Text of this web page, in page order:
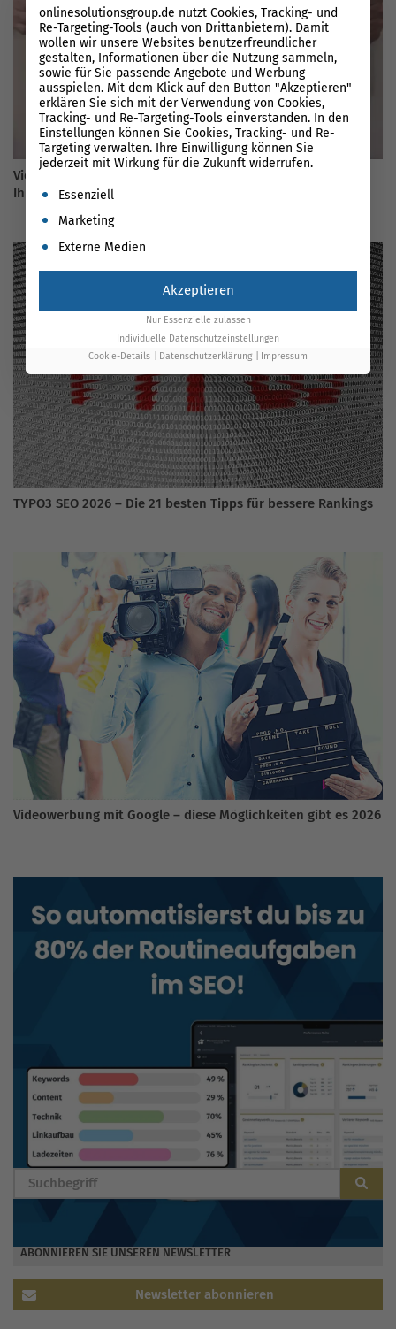
Video SEO 2026: So erzielen Sie gute Google-Rankings für
Ihre Website!
TYPO3 SEO 2026 – Die 21 besten Tipps für bessere Rankings
Videowerbung mit Google – diese Möglichkeiten gibt es 2026
BLOG DURCHSUCHEN
ABONNIEREN SIE UNSEREN NEWSLETTER
Newsletter abonnieren
onlinesolutionsgroup.de nutzt Cookies, Tracking- und
Re-Targeting-Tools (auch von Drittanbietern). Damit
wollen wir unsere Websites benutzerfreundlicher
gestalten, Informationen über die Nutzung sammeln,
sowie für Sie passende Angebote und Werbung
ausspielen. Mit dem Klick auf den Button "Akzeptieren"
erklären Sie sich mit der Verwendung von Cookies,
Tracking- und Re-Targeting-Tools einverstanden. In den
Einstellungen können Sie Cookies, Tracking- und Re-
Targeting verwalten. Ihre Einwilligung können Sie
jederzeit mit Wirkung für die Zukunft widerrufen.
Es folgt eine Liste der Service-Gruppen, für die eine
Essenziell
Marketing
Externe Medien
Akzeptieren
Nur Essenzielle zulassen
Individuelle Datenschutzeinstellungen
Cookie-Details
Datenschutzerklärung Impressum